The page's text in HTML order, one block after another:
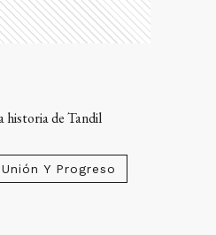
historia de Tandil
Y Progreso